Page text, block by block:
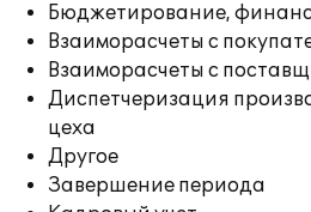
Бюджетирование,
Взаиморасчеты с
Взаиморасчеты с
Диспетчеризация
цеха
Другое
Завершение периода